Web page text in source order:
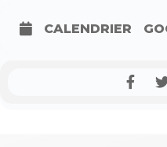
CALENDRIER